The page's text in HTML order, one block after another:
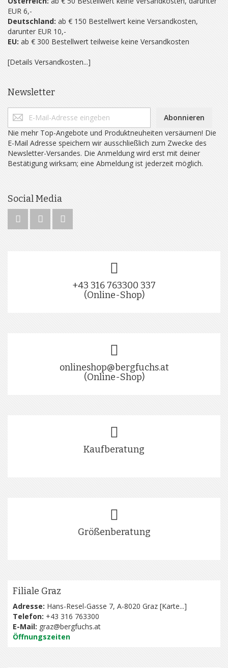
EUR 6,-
Deutschland: ab € 150 Bestellwert keine Versandkosten,
darunter EUR 10,-
EU: ab € 300 Bestellwert teilweise keine Versandkosten
[Details Versandkosten...]
Newsletter
Abonnieren
Nie mehr Top-Angebote und Produktneuheiten versäumen! Die
E-Mail Adresse speichern wir ausschließlich zum Zwecke des
Newsletter-Versandes. Die Anmeldung wird erst mit deiner
Bestätigung wirksam; eine Abmeldung ist jederzeit möglich.
Social Media
+43 316 763300 337
(Online-Shop)
onlineshop@bergfuchs.at
(Online-Shop)
Kaufberatung
Größenberatung
Filiale Graz
Adresse: Hans-Resel-Gasse 7, A-8020 Graz [Karte...]
Telefon: +43 316 763300
E-Mail: graz@bergfuchs.at
Öffnungszeiten